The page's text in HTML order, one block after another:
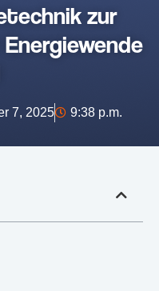
zur
7, 2025 9:38 p.m.